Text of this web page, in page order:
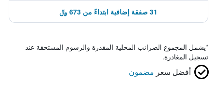
31 صفقة إضافية ابتداءً من 673 ﷼
*يشمل المجموع الضرائب المحلية المقدرة والرسوم المستحقة عند
تسجيل المغادرة.
أفضل سعر مضمون